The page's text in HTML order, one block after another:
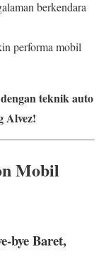
berkendara
performa mobil
teknik auto
Alvez!
Mobil
bye Baret,